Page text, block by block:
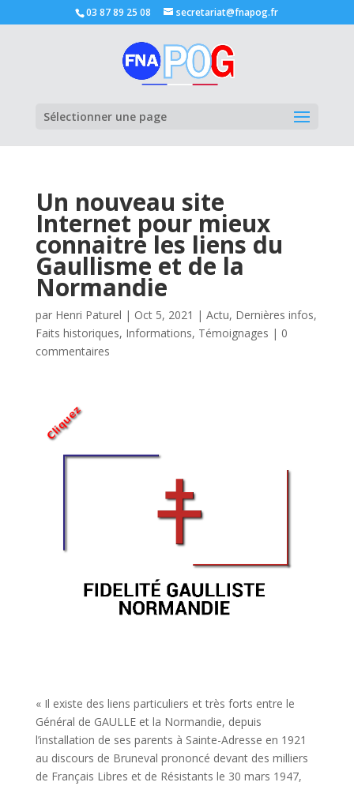
03 87 89 25 08 secretariat@fnapog.fr
Sélectionner une page
Un nouveau site
Internet pour mieux
connaitre les liens du
Gaullisme et de la
Normandie
par Henri Paturel | Oct 5, 2021 | Actu, Dernières infos,
Faits historiques, Informations, Témoignages | 0
commentaires
« Il existe des liens particuliers et très forts entre le
Général de GAULLE et la Normandie, depuis
l’installation de ses parents à Sainte-Adresse en 1921
au discours de Bruneval prononcé devant des milliers
de Français Libres et de Résistants le 30 mars 1947,